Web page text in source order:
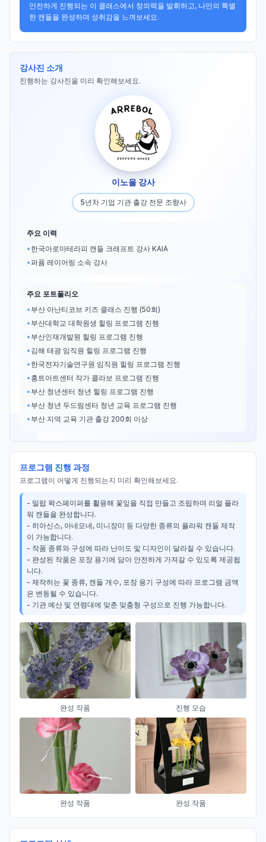
안전하게 진행되는 이 클래스에서 창의력을 발휘하고, 나만의 특별
한 캔들을 완성하며 성취감을 느껴보세요.
강사진 소개
진행하는 강사진을 미리 확인해보세요.
이노을 강사
5년차 기업 기관 출강 전문 조향사
주요 이력
• 한국아로마테라피 캔들 크래프트 강사 KAIA
•퍼퓸 레이어링 소속 강사
주요 포트폴리오
• 부산 아난티코브 키즈 클래스 진행 (50회)
• 부산대학교 대학원생 힐링 프로그램 진행
• 부산인재개발원 힐링 프로그램 진행
• 김해 태광 임직원 힐링 프로그램 진행
• 한국전자기술연구원 임직원 힐링 프로그램 진행
• 홍트아트센터 작가 콜라보 프로그램 진행
• 부산 청년센터 청년 힐링 프로그램 진행
• 부산 청년 두드림센터 청년 교육 프로그램 진행
• 부산 지역 교육 기관 출강 200회 이상
프로그램 진행 과정
프로그램이 어떻게 진행되는지 미리 확인해보세요.
- 밀랍 왁스페이퍼를 활용해 꽃잎을 직접 만들고 조립하며 리얼 플라
워 캔들을 완성합니다.
- 히아신스, 아네모네, 미니장미 등 다양한 종류의 플라워 캔들 제작
이 가능합니다.
- 작품 종류와 구성에 따라 난이도 및 디자인이 달라질 수 있습니다.
- 완성된 작품은 포장 용기에 담아 안전하게 가져갈 수 있도록 제공됩
니다.
- 제작하는 꽃 종류, 캔들 개수, 포장 용기 구성에 따라 프로그램 금액
은 변동될 수 있습니다.
- 기관 예산 및 연령대에 맞춘 맞춤형 구성으로 진행 가능합니다.
완성 작품 진행 모습
완성 작품 완성 작품